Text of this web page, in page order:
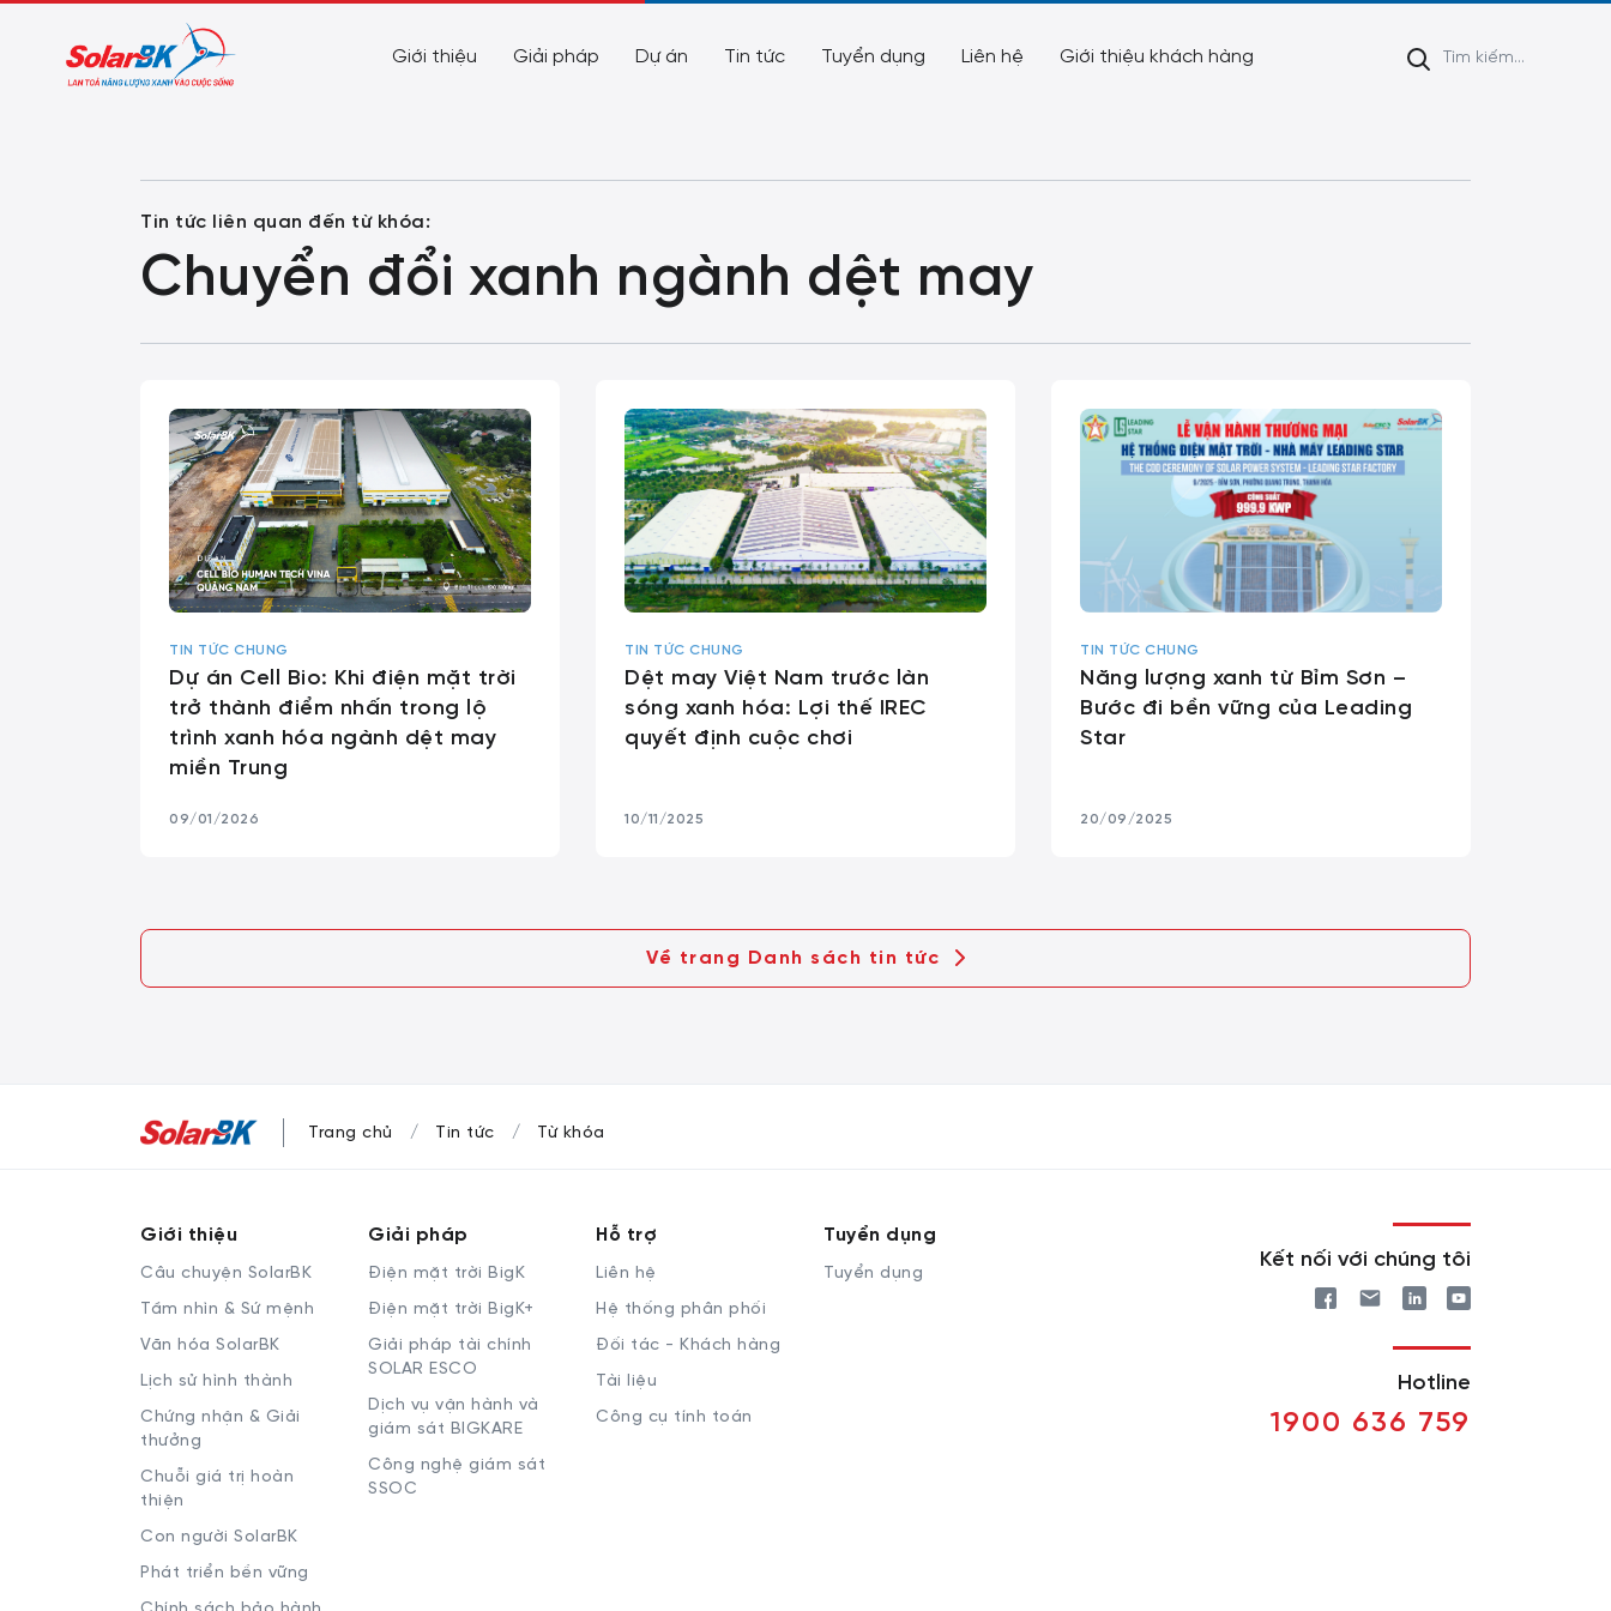
Giới thiệu Giải pháp Dự án Tin tức Tuyển dụng Liên hệ Giới thiệu khách hàng
Tin tức liên quan đến từ khóa:
Chuyển đổi xanh ngành dệt may
TIN TỨC CHUNG
Dự án Cell Bio: Khi điện mặt trời
trở thành điểm nhấn trong lộ
trình xanh hóa ngành dệt may
miền Trung
09/01/2026
TIN TỨC CHUNG
Dệt may Việt Nam trước làn
sóng xanh hóa: Lợi thế IREC
quyết định cuộc chơi
10/11/2025
TIN TỨC CHUNG
Năng lượng xanh từ Bỉm Sơn –
Bước đi bền vững của Leading
Star
20/09/2025
Về trang Danh sách tin tức
Trang chủ Tin tức Từ khóa
Giới thiệu
Câu chuyện SolarBK
Tầm nhìn & Sứ mệnh
Văn hóa SolarBK
Lịch sử hình thành
Chứng nhận & Giải
thưởng
Chuỗi giá trị hoàn
thiện
Con người SolarBK
Phát triển bền vững
Giải pháp
Điện mặt trời BigK
Điện mặt trời BigK+
Giải pháp tài chính
SOLAR ESCO
Dịch vụ vận hành và
giám sát BIGKARE
Công nghệ giám sát
SSOC
Hỗ trợ
Liên hệ
Hệ thống phân phối
Đối tác - Khách hàng
Tài liệu
Công cụ tính toán
Tuyển dụng
Tuyển dụng
Kết nối với chúng tôi
Hotline
1900 636 759